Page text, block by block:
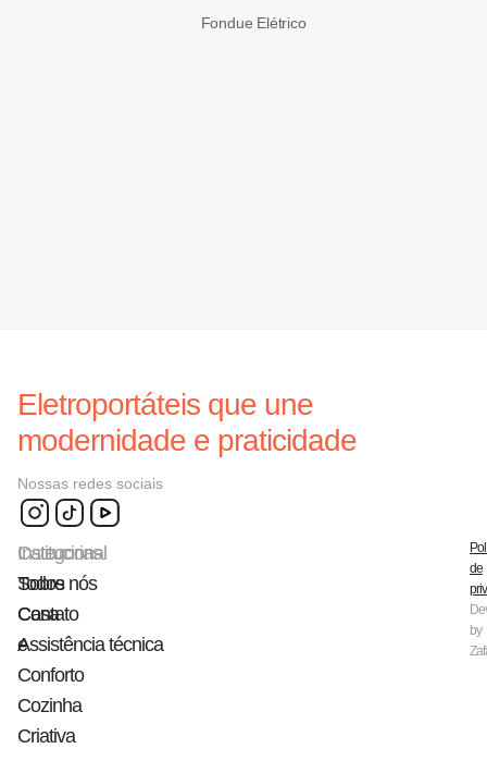
Fondue Elétrico
Eletroportáteis que une
modernidade e praticidade
Nossas redes sociais
Categorias
Todos
Casa
e
Conforto
Cozinha
Criativa
Institucional
Sobre nós
Contato
Assistência técnica
de
by